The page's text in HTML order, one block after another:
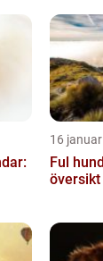
16
Ful
översikt